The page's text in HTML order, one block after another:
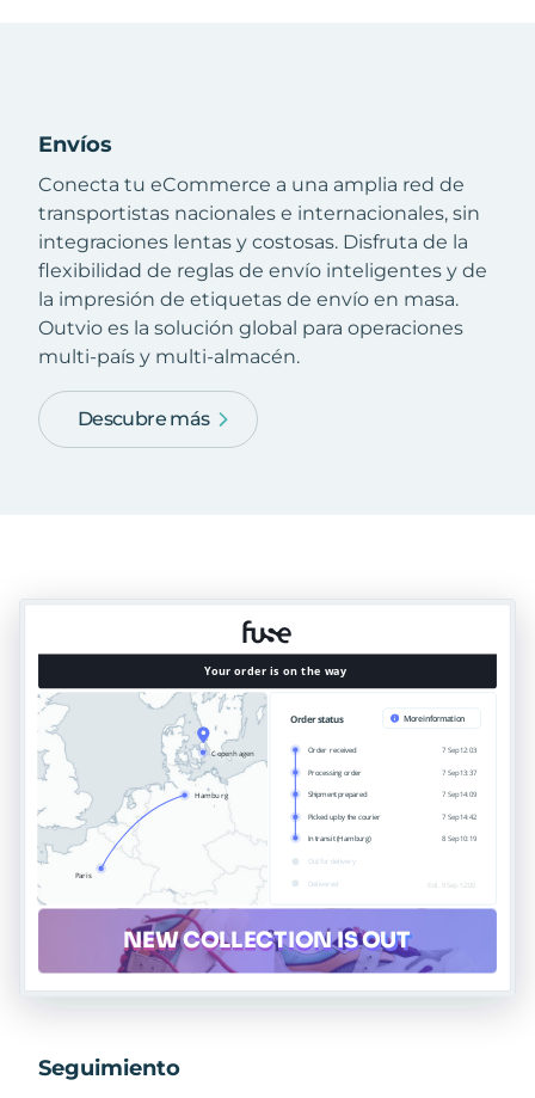
Envíos
Conecta tu eCommerce a una amplia red de
transportistas nacionales e internacionales, sin
integraciones lentas y costosas. Disfruta de la
flexibilidad de reglas de envío inteligentes y de
la impresión de etiquetas de envío en masa.
Outvio es la solución global para operaciones
multi-país y multi-almacén.
Descubre más
Seguimiento